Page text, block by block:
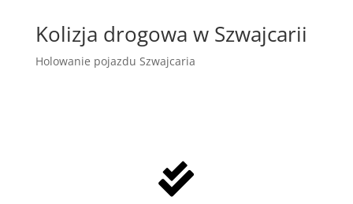
Kolizja drogowa w Szwajcarii
Holowanie pojazdu Szwajcaria
